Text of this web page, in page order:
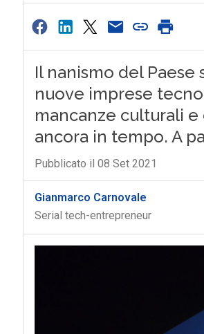
Il nanismo del
nuove imprese
mancanze culturali
ancora in tempo. A
Pubblicato il 08 Set 2021
Gianmarco Carnovale
Serial tech-entrepreneur